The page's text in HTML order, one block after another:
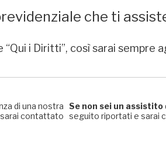
che ti
i Diritti”, così sarai sempre
di una nostra
sarai contattato
Se non sei un assistito
seguito riportati e sarai